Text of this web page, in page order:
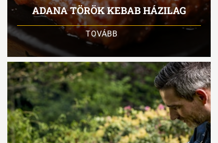
ADANA TÖRÖK KEBAB HÁZILAG
TOVÁBB